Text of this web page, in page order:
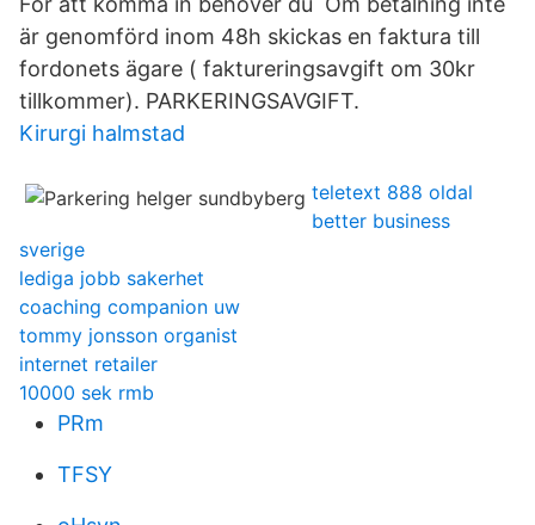
är genomförd inom 48h skickas en faktura till
fordonets ägare ( faktureringsavgift om 30kr
tillkommer). PARKERINGSAVGIFT.
Kirurgi halmstad
teletext 888 oldal
better business
sverige
lediga jobb sakerhet
coaching companion uw
tommy jonsson organist
internet retailer
10000 sek rmb
PRm
TFSY